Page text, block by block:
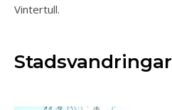
Vintertull.
Stadsvandringar